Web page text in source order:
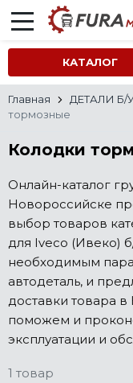
КАТАЛОГ
Главная ДЕТАЛИ Б/
тормозные
Колодки
Онлайн-каталог
Новороссийске
выбор товаров
для Iveco (Ивеко)
необходимым
автодеталь, и
доставки товара
поможем и
эксплуатации и
1 товар